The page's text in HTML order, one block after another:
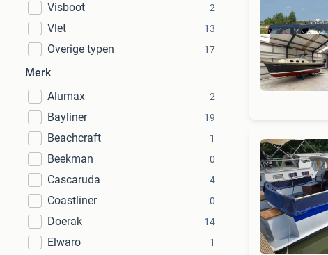
Visboot 2
Vlet 13
Overige typen 17
Merk
Alumax
2
Bayliner 19
Beachcraft 1
Beekman 0
Cascaruda 4
Coastliner 0
Doerak 14
Elwaro 1